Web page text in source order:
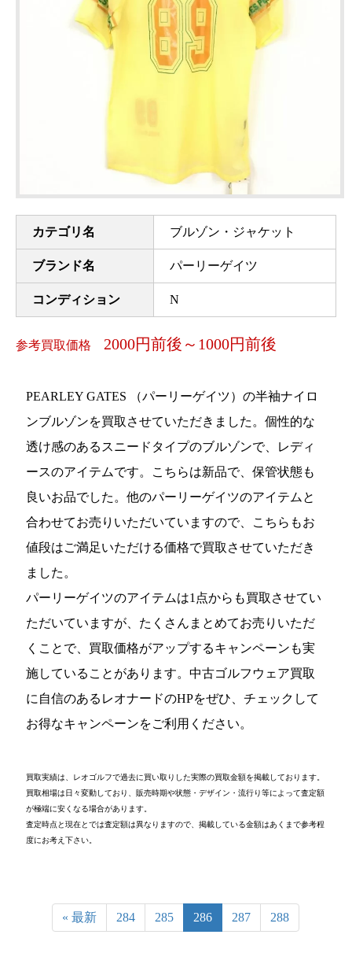
カテゴリ名 ブルゾン・ジャケット
ブランド名 パーリーゲイツ
コンディション N
参考買取価格 2000円前後～1000円前後
PEARLEY GATES （パーリーゲイツ）の半袖ナイロ
ンブルゾンを買取させていただきました。個性的な
透け感のあるスニードタイプのブルゾンで、レディ
ースのアイテムです。こちらは新品で、保管状態も
良いお品でした。他のパーリーゲイツのアイテムと
合わせてお売りいただいていますので、こちらもお
値段はご満足いただける価格で買取させていただき
ました。
パーリーゲイツのアイテムは1点からも買取させてい
ただいていますが、たくさんまとめてお売りいただ
くことで、買取価格がアップするキャンペーンも実
施していることがあります。中古ゴルフウェア買取
に自信のあるレオナードのHPをぜひ、チェックして
お得なキャンペーンをご利用ください。
買取実績は、レオゴルフで過去に買い取りした実際の買取金額を掲載しております。
買取相場は日々変動しており、販売時期や状態・デザイン・流行り等によって査定額
が極端に安くなる場合があります。
査定時点と現在とでは査定額は異なりますので、掲載している金額はあくまで参考程
度にお考え下さい。
« 最新 284 285 286 287 288